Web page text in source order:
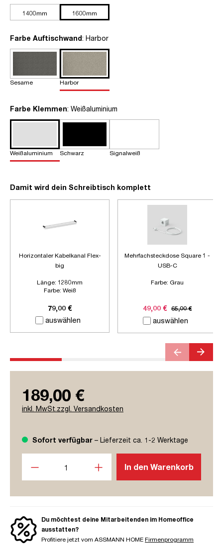
1400mm 1600mm
Farbe Auftischwandauswählen
: Harbor
Sesame Harbor
Farbe Klemmenauswählen
: Weißaluminium
Weißaluminium Schwarz Signalweiß
Damit wird dein Schreibtisch komplett
auswählen
Horizontaler Kabelkanal Flex-
big
Länge: 1280mm
Farbe: Weiß
79,00 €
auswählen
Mehrfachsteckdose Square 1 -
USB-C
Farbe: Grau
49,00 € 65,00 €
189,00 €
inkl. MwSt.zzgl. Versandkosten
Sofort verfügbar – Lieferzeit ca. 1-2 Werktage
In den Warenkorb
Du möchtest deine Mitarbeitenden im Homeoffice
ausstatten?
Profitiere jetzt vom ASSMANN HOME Firmenprogramm